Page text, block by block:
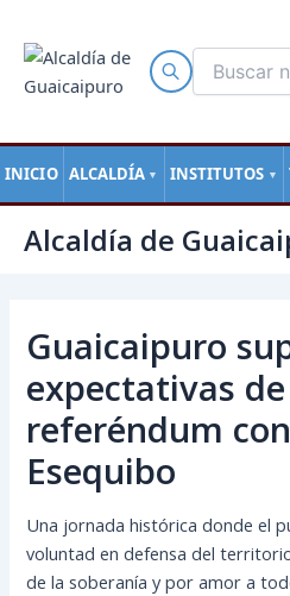
INICIO ALCALDÍA ▼ INSTITUTOS ▼
contenido
Alcaldía de
Guaicaipuro
expectativas
referéndum
Esequibo
Una jornada histórica donde el
voluntad en defensa del
de la soberanía y por amor a
de